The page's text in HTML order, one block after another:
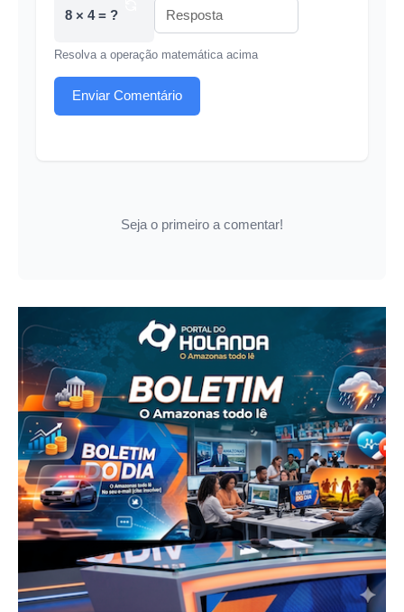
8 × 4 = ?
Resolva a operação matemática acima
Enviar Comentário
Seja o primeiro a comentar!